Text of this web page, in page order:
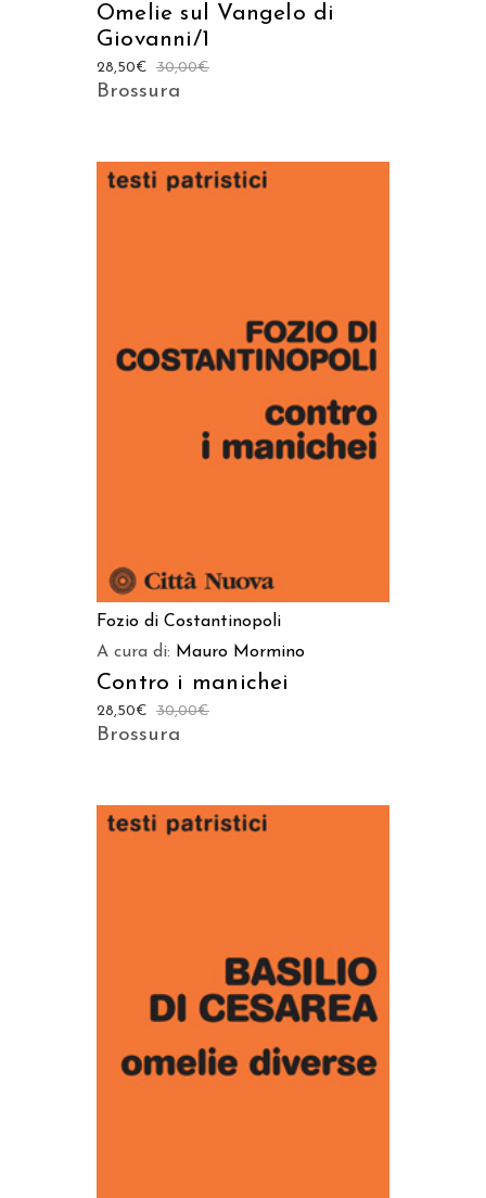
Omelie sul Vangelo di
Giovanni/1
30,00€
28,50€
Brossura
Fozio di Costantinopoli
A cura di: Mauro Mormino
Contro i manichei
30,00€
28,50€
Brossura
AGGIUNGI AL CARRELLO